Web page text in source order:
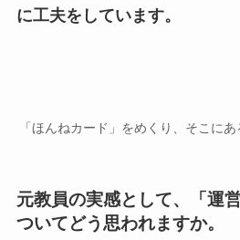
に工夫をしています。
「ほんねカード」をめくり、そこに
元教員の実感として、「運
ついてどう思われますか。